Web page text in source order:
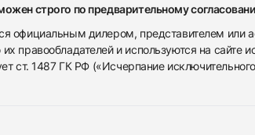
строго по предварительному
официальным дилером, представителем
правообладателей и используются на
ст. 1487 ГК РФ («Исчерпание